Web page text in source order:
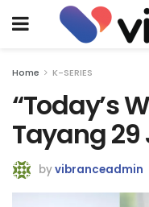
Home K-SERIES
“Today’s
Tayang 29
byvibranceadmin